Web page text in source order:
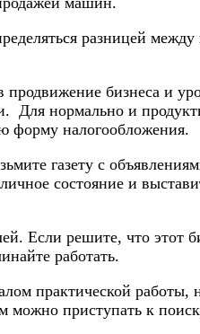
разницей
бизнеса и
Для нормально и
форму налогообложения.
газету с
состояние и
Если решите, что этот
работать.
практической работы,
приступать к